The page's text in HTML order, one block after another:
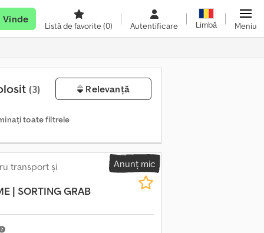
Vinde
Listă de favorite(0) Autentificare Limbă Meniu
(3) Relevanță
toate filtrele
Anunț mic
transport și
| SORTING GRAB